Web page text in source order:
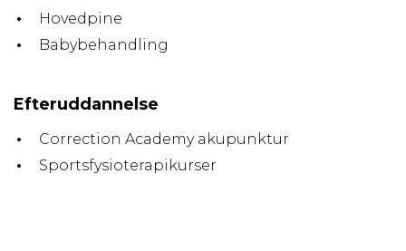
Hovedpine
Babybehandling
Efteruddannelse
Correction Academy akupunktur
Sportsfysioterapikurser